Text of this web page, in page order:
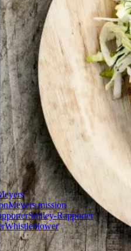
Gem opskrift
Aftensmad
Forårsmad
Sommermad
Dansk mad
Meyers mission
Smiley-Rapporter
Whistleblower